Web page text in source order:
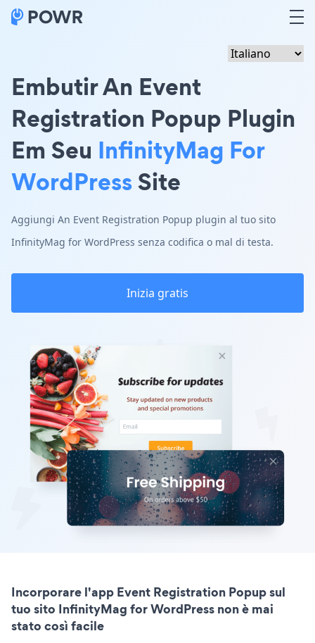
Embutir An Event
Registration Popup Plugin
Em Seu InfinityMag For
WordPressSite
Aggiungi An Event Registration Popup plugin al tuo sito
InfinityMag for WordPress senza codifica o mal di testa.
Inizia gratis
Incorporare l'app Event Registration Popup sul
tuo sito InfinityMag for WordPress non è mai
stato così facile